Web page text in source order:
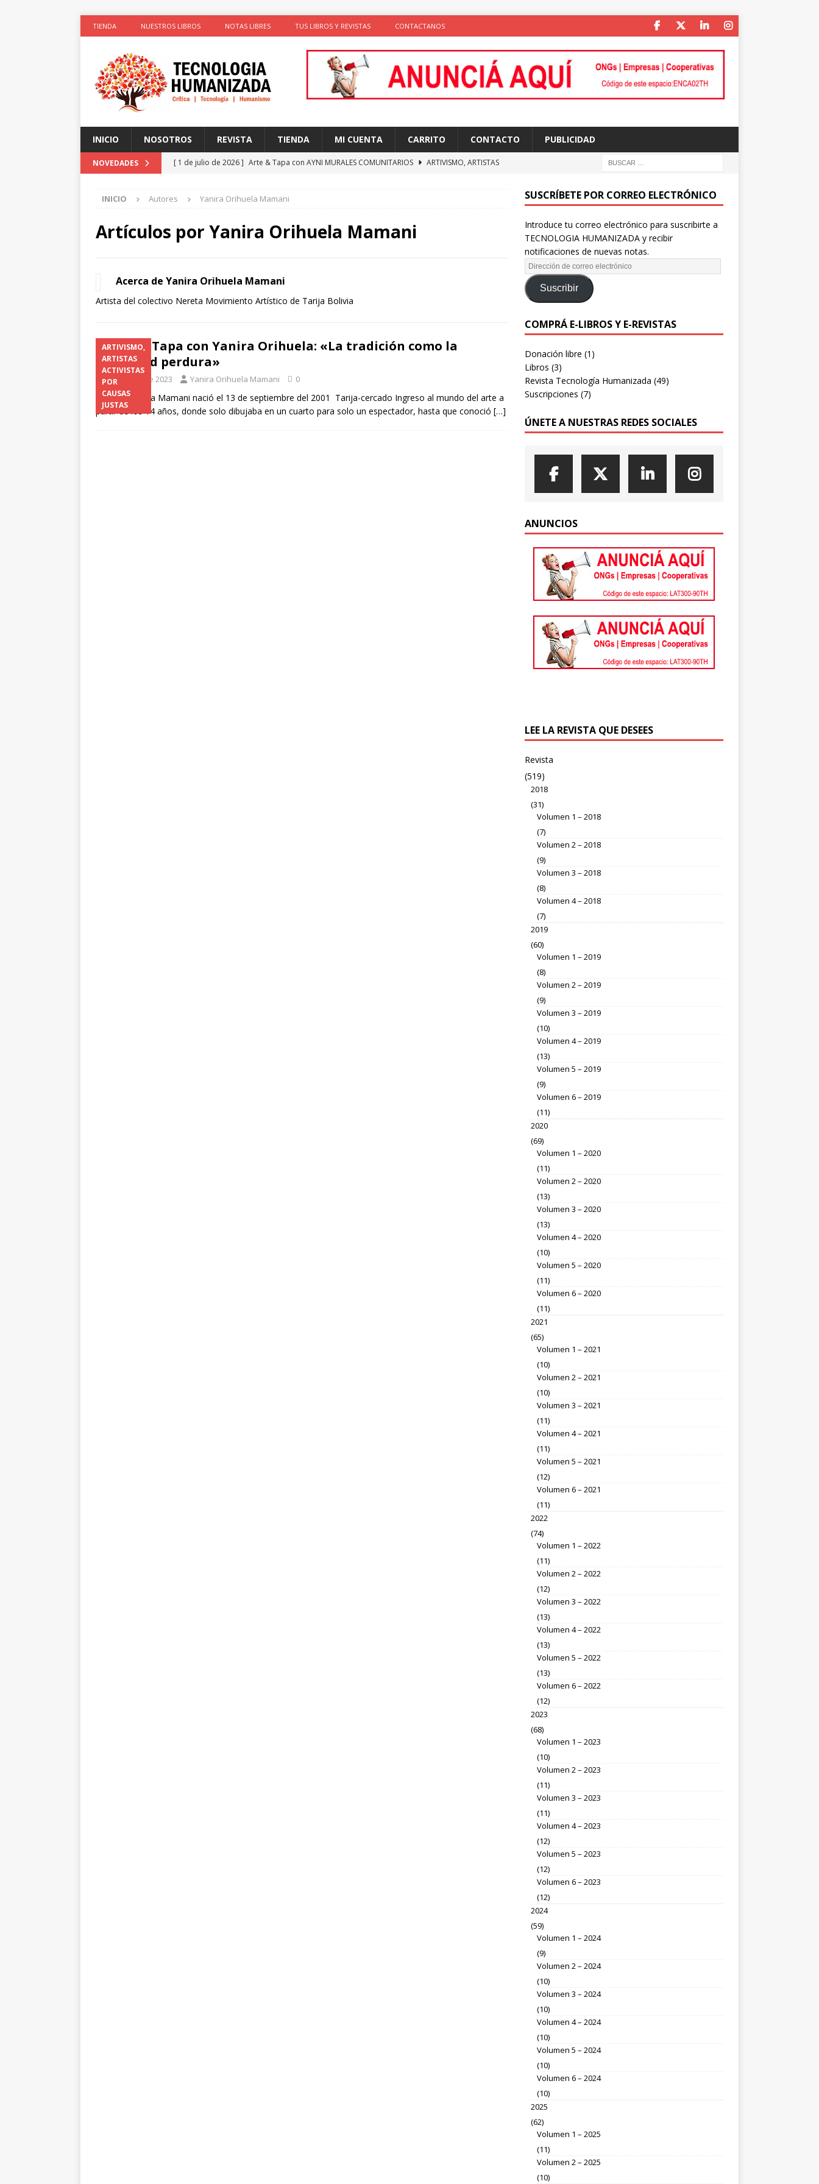
TIENDA NUESTROS LIBROS NOTAS LIBRES TUS LIBROS Y REVISTAS CONTACTANOS
INICIO NOSOTROS REVISTA TIENDA MI CUENTA CARRITO CONTACTO PUBLICIDAD
NOVEDADES [ 1 de julio de 2026 ] Arte & Tapa con AYNI MURALES COMUNITARIOS
ARTIVISMO, ARTISTAS
[ 1 de julio de 2026 ] Simulación de comportamientos y praxis social con algoritmos no
colonizadores (Segunda parte)
SOLIDARIDAD
[ 1 de julio de 2026 ]
[ 1 de julio de 2026 ]
Robo de identidad digital a personas en situación de calle
LA TECNOLOGÍA
2026
INICIO Autores Yanira Orihuela Mamani
Artículos por Yanira Orihuela Mamani
Acerca de Yanira Orihuela Mamani
Artista del colectivo Nereta Movimiento Artístico de Tarija Bolivia
ARTIVISMO,
ARTISTAS
ACTIVISTAS
POR
CAUSAS
JUSTAS
Arte & Tapa con Yanira Orihuela: «La tradición como la
identidad perdura»
1 de mayo de 2023 Yanira Orihuela Mamani 0
Yanira Orihuela Mamani nació el 13 de septiembre del 2001 Tarija-cercado Ingreso al mundo del arte a
partir de los 14 años, donde solo dibujaba en un cuarto para solo un espectador, hasta que conoció […]
SUSCRÍBETE POR CORREO ELECTRÓNICO
Introduce tu correo electrónico para suscribirte a
TECNOLOGIA HUMANIZADA y recibir
notificaciones de nuevas notas.
Suscribir
COMPRÁ E-LIBROS Y E-REVISTAS
Donación libre (1)
Libros (3)
Revista Tecnología Humanizada (49)
Suscripciones (7)
ÚNETE A NUESTRAS REDES SOCIALES
ANUNCIOS
LEE LA REVISTA QUE DESEES
Revista
(519)
2018
(31)
Volumen 1 – 2018
(7)
Volumen 2 – 2018
(9)
Volumen 3 – 2018
(8)
Volumen 4 – 2018
(7)
2019
(60)
Volumen 1 – 2019
(8)
Volumen 2 – 2019
(9)
Volumen 3 – 2019
(10)
Volumen 4 – 2019
(13)
Volumen 5 – 2019
(9)
Volumen 6 – 2019
(11)
2020
(69)
Volumen 1 – 2020
(11)
Volumen 2 – 2020
(13)
Volumen 3 – 2020
(13)
Volumen 4 – 2020
(10)
Volumen 5 – 2020
(11)
Volumen 6 – 2020
(11)
2021
(65)
Volumen 1 – 2021
(10)
Volumen 2 – 2021
(10)
Volumen 3 – 2021
(11)
Volumen 4 – 2021
(11)
Volumen 5 – 2021
(12)
Volumen 6 – 2021
(11)
2022
(74)
Volumen 1 – 2022
(11)
Volumen 2 – 2022
(12)
Volumen 3 – 2022
(13)
Volumen 4 – 2022
(13)
Volumen 5 – 2022
(13)
Volumen 6 – 2022
(12)
2023
(68)
Volumen 1 – 2023
(10)
Volumen 2 – 2023
(11)
Volumen 3 – 2023
(11)
Volumen 4 – 2023
(12)
Volumen 5 – 2023
(12)
Volumen 6 – 2023
(12)
2024
(59)
Volumen 1 – 2024
(9)
Volumen 2 – 2024
(10)
Volumen 3 – 2024
(10)
Volumen 4 – 2024
(10)
Volumen 5 – 2024
(10)
Volumen 6 – 2024
(10)
2025
(62)
Volumen 1 – 2025
(11)
Volumen 2 – 2025
(10)